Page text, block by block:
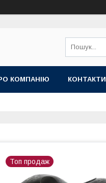
КОМПАНІЮ КОНТАКТИ
Топ продаж